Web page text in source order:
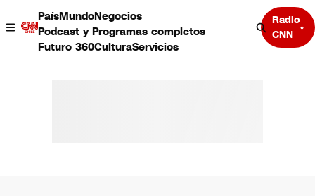
PaísMundoNegocios
Podcast y Programas completos
Futuro 360CulturaServicios
Radio
CNN